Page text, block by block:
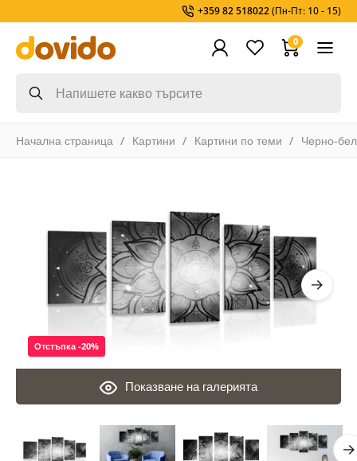
+359 82 518022(Пн-Пт: 10 - 15)
0
Начална страница Картини Картини по теми Черно-
Показване на галерията
Отстъпка -20%